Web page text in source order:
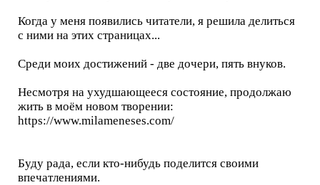
Когда у меня появились читатели, я решила делиться
с ними на этих страницах...
Среди моих достижений - две дочери, пять внуков.
Несмотря на ухудшающееся состояние, продолжаю
жить в моём новом творении:
https://www.milameneses.com/
Буду рада, если кто-нибудь поделится своими
впечатлениями.